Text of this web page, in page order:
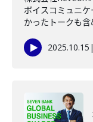
ボイスコミュニ
かったトークも含
2025.10.15 |